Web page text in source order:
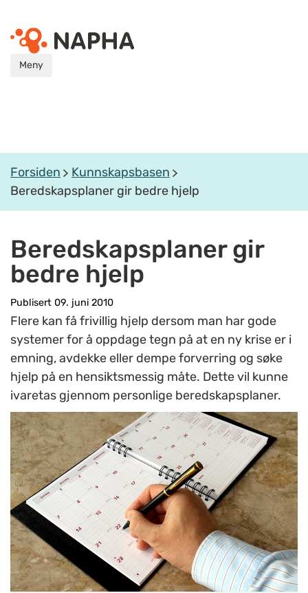
Meny
Forsiden
Kunnskapsbasen
Beredskapsplaner gir bedre hjelp
Beredskapsplaner gir
bedre hjelp
Publisert 09. juni 2010
Flere kan få frivillig hjelp dersom man har gode
systemer for å oppdage tegn på at en ny krise er i
emning, avdekke eller dempe forverring og søke
hjelp på en hensiktsmessig måte. Dette vil kunne
ivaretas gjennom personlige beredskapsplaner.